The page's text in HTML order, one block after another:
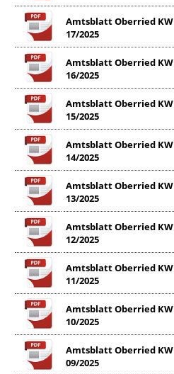
Amtsblatt Oberried KW
17/2025
Amtsblatt Oberried KW
16/2025
Amtsblatt Oberried KW
15/2025
Amtsblatt Oberried KW
14/2025
Amtsblatt Oberried KW
13/2025
Amtsblatt Oberried KW
12/2025
Amtsblatt Oberried KW
11/2025
Amtsblatt Oberried KW
10/2025
Amtsblatt Oberried KW
09/2025